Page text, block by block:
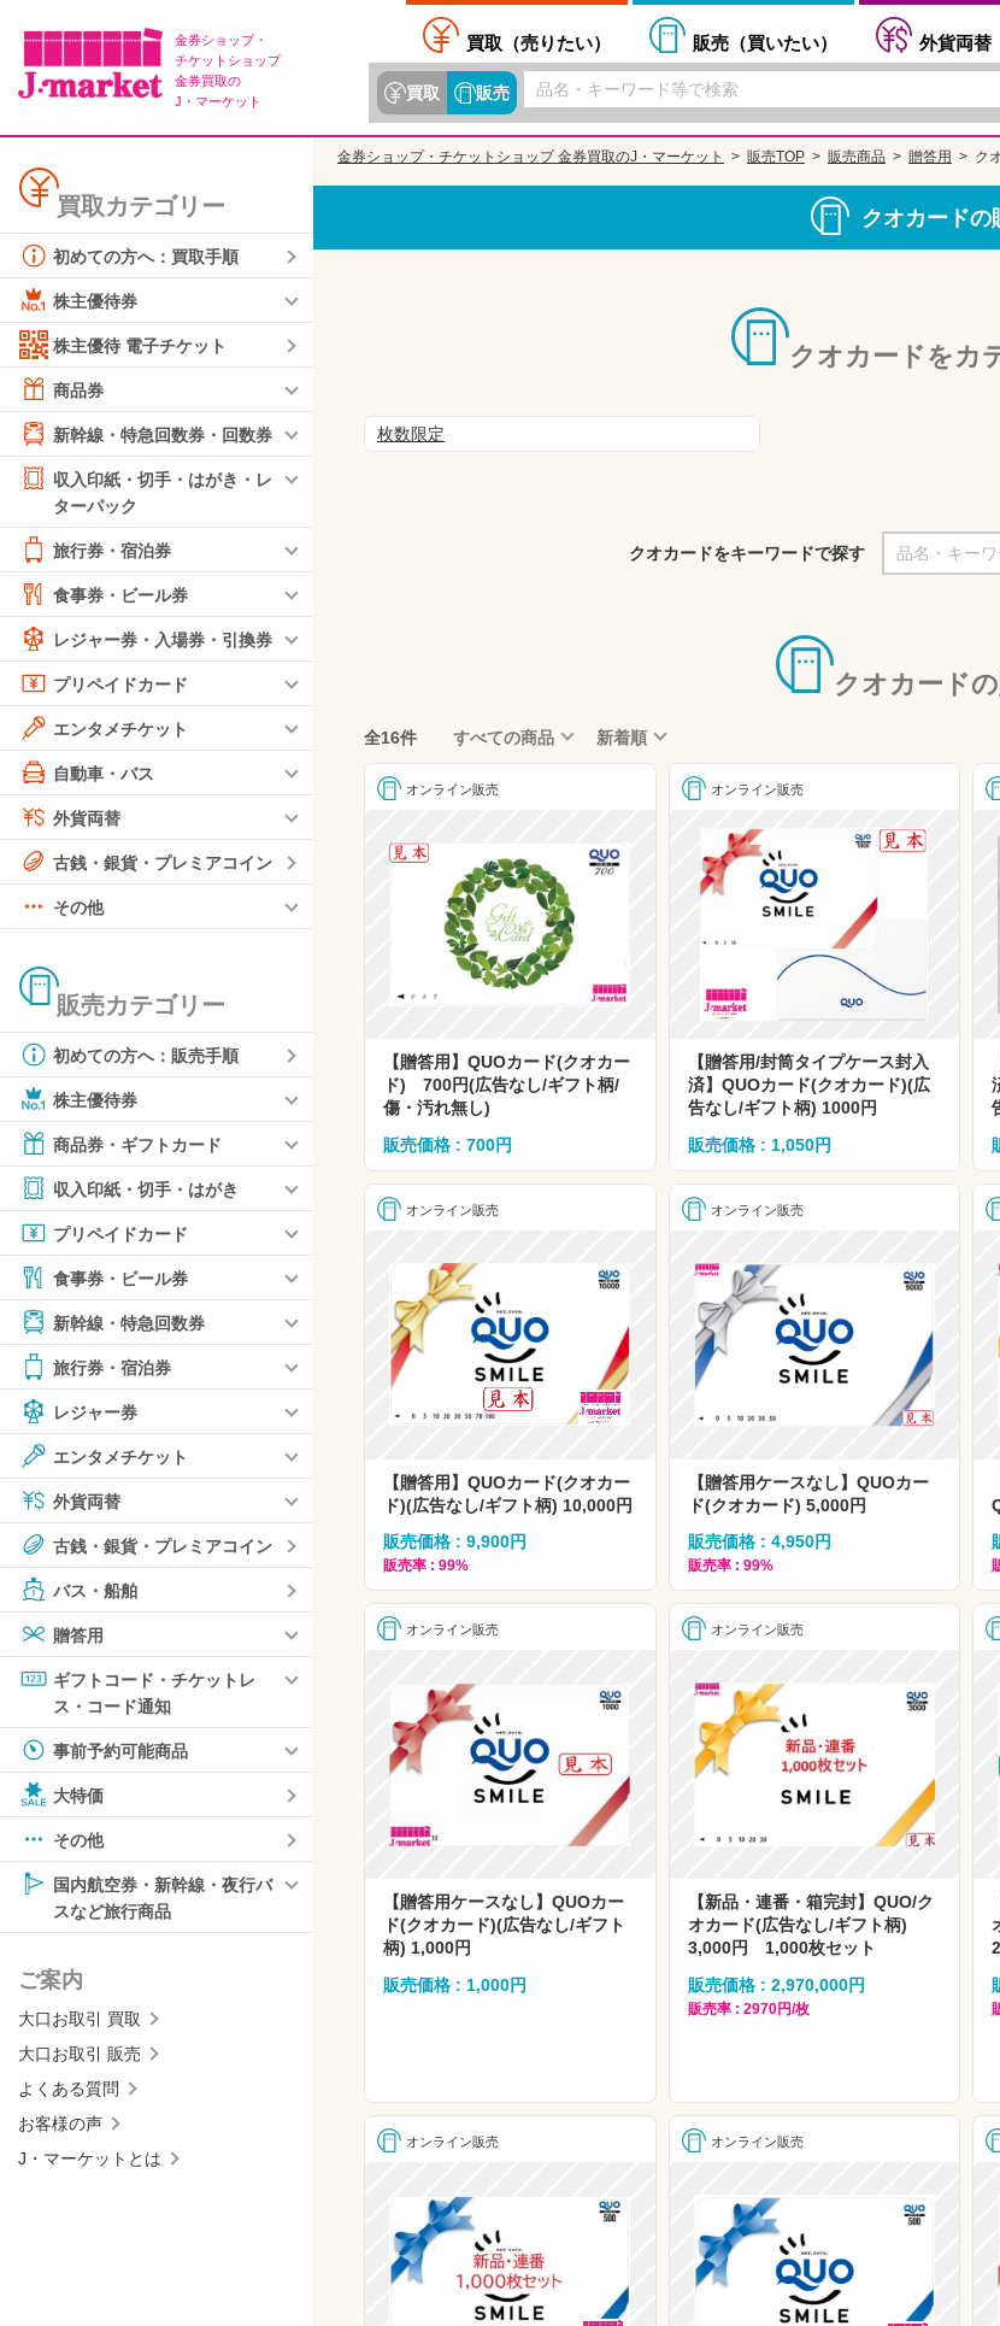
金券ショップ・
チケットショップ
金券買取の
J・マーケット
買取（売りたい） 販売（買いたい） 外貨両替
買取 販売
買取カテゴリー
初めての方へ：買取手順
株主優待券
株主優待 電子チケット
商品券
新幹線・特急回数券・回数券
収入印紙・切手・はがき・レ
ターパック
旅行券・宿泊券
食事券・ビール券
レジャー券・入場券・引換券
プリペイドカード
エンタメチケット
自動車・バス
外貨両替
古銭・銀貨・プレミアコイン
その他
販売カテゴリー
初めての方へ：販売手順
株主優待券
商品券・ギフトカード
収入印紙・切手・はがき
プリペイドカード
食事券・ビール券
新幹線・特急回数券
旅行券・宿泊券
レジャー券
エンタメチケット
外貨両替
古銭・銀貨・プレミアコイン
バス・船舶
贈答用
ギフトコード・チケットレ
ス・コード通知
事前予約可能商品
大特価
その他
国内航空券・新幹線・夜行バ
スなど旅行商品
ご案内
大口お取引 買取
大口お取引 販売
よくある質問
お客様の声
J・マーケットとは
金券ショップ・チケットショップ 金券買取のJ・マーケット 販売TOP 販売商品 贈答用 ク
クオカードの
クオカードをカ
枚数限定
クオカードをキーワードで探す
クオカード
全16件 すべての商品 新着順
オンライン販売
【贈答用】QUOカード(クオカー
ド) 700円(広告なし/ギフト柄/
傷・汚れ無し)
販売価格 : 700円
オンライン販売
【贈答用/封筒タイプケース封入
済】QUOカード(クオカード)(広
告なし/ギフト柄) 1000円
販売価格 : 1,050円
オンライン販売
【贈答用】QUOカード(クオカー
ド)(広告なし/ギフト柄) 10,000円
販売価格 : 9,900円
販売率 : 99%
オンライン販売
【贈答用ケースなし】QUOカー
ド(クオカード) 5,000円
販売価格 : 4,950円
販売率 : 99%
オンライン販売
【贈答用ケースなし】QUOカー
ド(クオカード)(広告なし/ギフト
柄) 1,000円
販売価格 : 1,000円
オンライン販売
【新品・連番・箱完封】QUO/ク
オカード(広告なし/ギフト柄)
3,000円 1,000枚セット
販売価格 : 2,970,000円
販売率 : 2970円/枚
オンライン販売 オンライン販売